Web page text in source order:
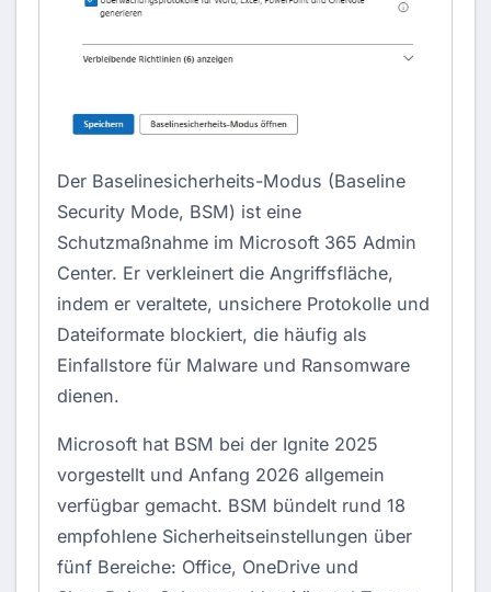
Der Baselinesicherheits-Modus (Baseline
Security Mode, BSM) ist eine
Schutzmaßnahme im Microsoft 365 Admin
Center. Er verkleinert die Angriffsfläche,
indem er veraltete, unsichere Protokolle und
Dateiformate blockiert, die häufig als
Einfallstore für Malware und Ransomware
dienen.
Microsoft hat BSM bei der Ignite 2025
vorgestellt und Anfang 2026 allgemein
verfügbar gemacht. BSM bündelt rund 18
empfohlene Sicherheitseinstellungen über
fünf Bereiche: Office, OneDrive und